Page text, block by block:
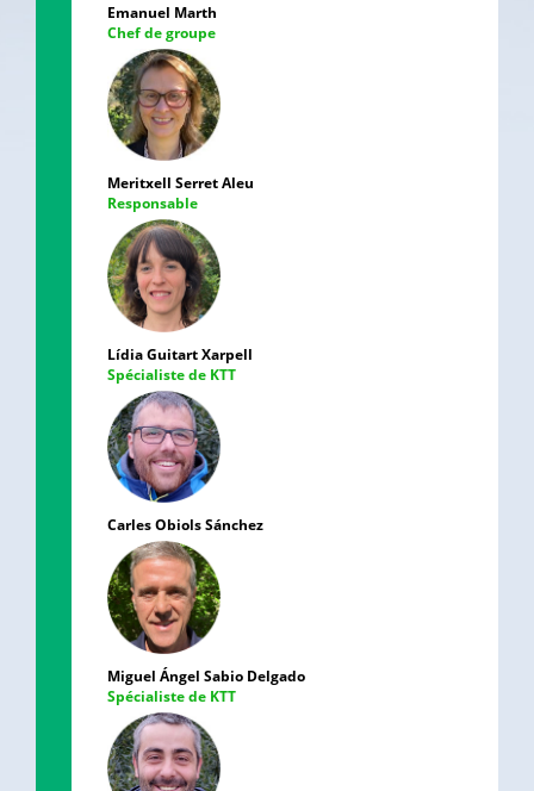
Emanuel Marth
Chef de groupe
Meritxell Serret Aleu
Responsable
Lídia Guitart Xarpell
Spécialiste de KTT
Carles Obiols Sánchez
Miguel Ángel Sabio Delgado
Spécialiste de KTT